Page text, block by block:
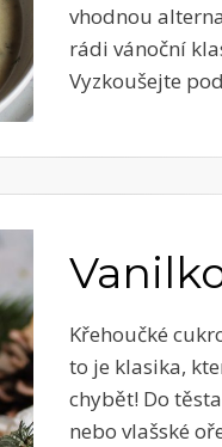
vhodnou
rádi vánoční
Vyzkoušejte
Křehoučké
to je klasika,
chybět! Do
nebo vlašské